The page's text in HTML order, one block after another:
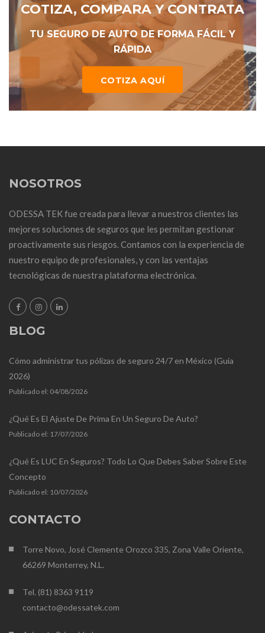
COTIZA, COMPARA Y CONTRATA
TU SEGURO DE AUTO DE FORMA FÁCIL Y
RÁPIDA
COTIZA AQUÍ
NOSOTROS
ODESSA TEK fue creada para llevar a nuestros clientes las
mejores soluciones de seguros que les permitan gestionar
proactivamente sus riesgos. Contamos con la experiencia de
nuestro equipo de profesionales, y con las ventajas
tecnológicas de nuestra plataforma electrónica.
BLOG
Cómo administrar tus pólizas de seguro 24/7 en México (Guía
2026)
Publicado el: 04/08/2026
¿Qué Es El Ajuste De Prima En Un Seguro De Auto?
Publicado el: 17/07/2026
¿Qué Es LUC En Seguros? Todo Lo Que Debes Saber Sobre Este
Concepto
Publicado el: 10/07/2026
CONTACTO
Torre Novo, José Clemente Orozco 335, Zona Valle Oriente,
66269 Monterrey, N.L.
Tel. (81) 8363 9119
contacto@odessatek.com